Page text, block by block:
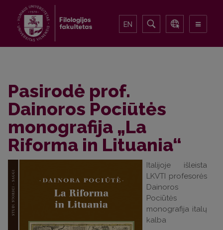
EN
Pasirodė prof.
Dainoros Pociūtės
monografija „La
Riforma in Lituania“
Italijoje išleista
LKVTI profesorės
Dainoros
Pociūtės
monografija italų
kalba